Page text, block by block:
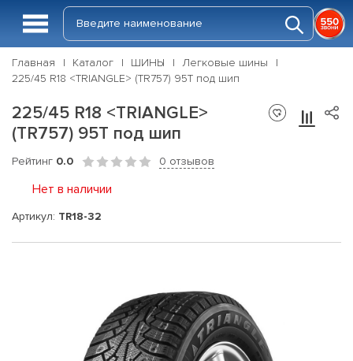
Главная Каталог ШИНЫ
Легковые шины
225/45 R18 <TRIANGLE> (TR757) 95T под шип
225/45 R18 <TRIANGLE>
(TR757) 95T под шип
Рейтинг 0.0 0 отзывов
Нет в наличии
Артикул: TR18-32